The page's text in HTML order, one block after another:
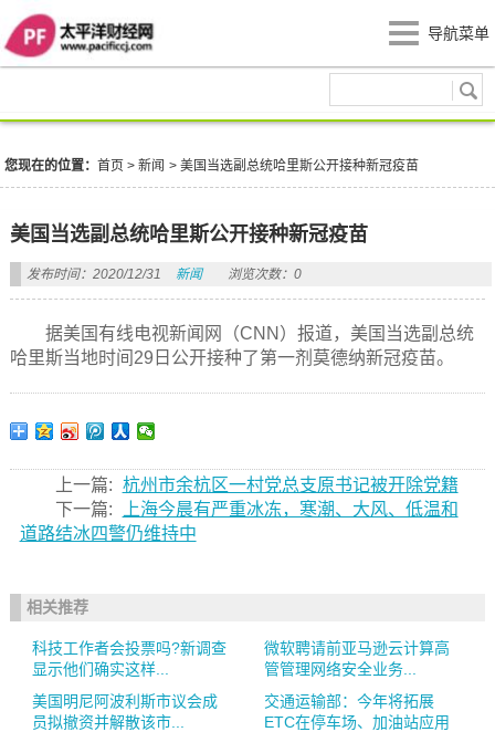
导航菜单
您现在的位置：首页 >新闻 >美国当选副总统哈里斯公开接种新冠疫苗
美国当选副总统哈里斯公开接种新冠疫苗
发布时间：2020/12/31 新闻 浏览次数：0
据美国有线电视新闻网（CNN）报道，美国当选副总统
哈里斯当地时间29日公开接种了第一剂莫德纳新冠疫苗。
上一篇: 杭州市余杭区一村党总支原书记被开除党籍
下一篇:
上海今晨有严重冰冻，寒潮、大风、低温和
道路结冰四警仍维持中
相关推荐
科技工作者会投票吗?新调查
显示他们确实这样...
微软聘请前亚马逊云计算高
管管理网络安全业务...
美国明尼阿波利斯市议会成
员拟撤资并解散该市...
交通运输部：今年将拓展
ETC在停车场、加油站应用